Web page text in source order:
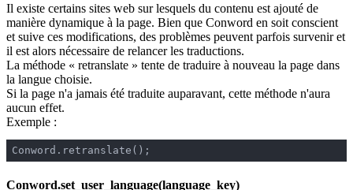
Il existe certains sites web sur lesquels du contenu est ajouté de
manière dynamique à la page. Bien que Conword en soit conscient
et suive ces modifications, des problèmes peuvent parfois survenir et
il est alors nécessaire de relancer les traductions.
La méthode « retranslate » tente de traduire à nouveau la page dans
la langue choisie.
Si la page n'a jamais été traduite auparavant, cette méthode n'aura
aucun effet.
Exemple :
Conword.retranslate();
Conword.set_user_language(language_key)